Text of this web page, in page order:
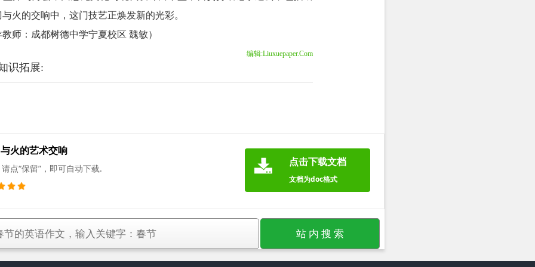
火的交响中，这门技艺正焕发新的光彩。
：成都树德中学宁夏校区 魏敏）
编辑:Liuxuepaper.Com
识拓展:
火的艺术交响
点“保留”，即可自动下载.
点击下载文档
文档为doc格式
站 内 搜 索